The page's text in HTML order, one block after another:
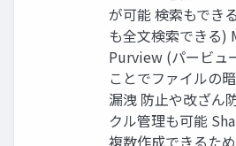
が可能 検索もでき
も全文検索できる)
Purview (パービュ
ことでファイルの
漏洩 防止や改ざん
クル管理も可能